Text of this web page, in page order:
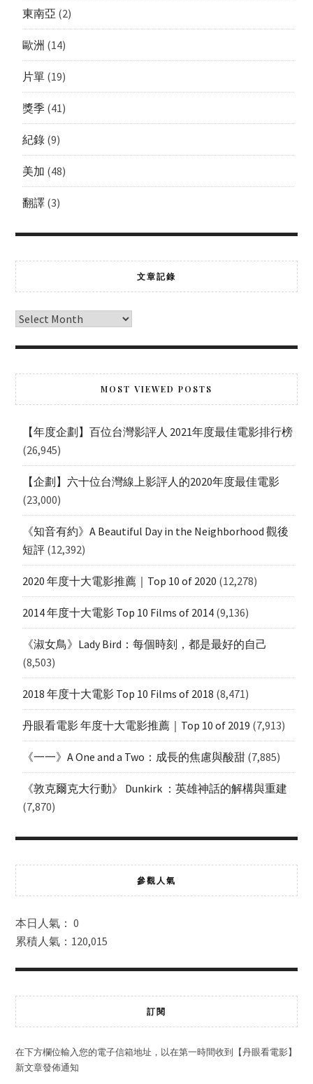
東南亞 (2)
歐洲 (14)
片單(19)
獎季(41)
紀錄(9)
美加 (48)
翻譯(3)
文章記錄
MOST VIEWED POSTS
【年度企劃】百位台灣影評人 2021年度最佳電影排行榜
(26,945)
【企劃】六十位台灣線上影評人的2020年度最佳電影
(23,000)
《知音有約》A Beautiful Day in the Neighborhood 觀後
短評 (12,392)
2020 年度十大電影推薦｜Top 10 of 2020 (12,278)
2014 年度十大電影 Top 10 Films of 2014 (9,136)
《淑女鳥》Lady Bird：每個時刻，都是最好的自己
(8,503)
2018 年度十大電影 Top 10 Films of 2018 (8,471)
丹眼看電影 年度十大電影推薦｜Top 10 of 2019 (7,913)
《一一》A One and a Two：成長的焦慮與酸甜 (7,885)
《敦克爾克大行動》 Dunkirk ：英雄神話的解構與重建
(7,870)
參觀人氣
本日人氣： 0
累積人氣：120,015
訂閱
在下方欄位輸入您的電子信箱地址，以在第一時間收到【丹眼看電影】
新文章發佈通知